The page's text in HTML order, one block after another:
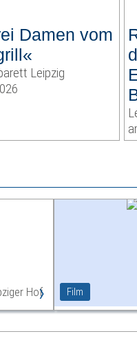
Damen vom
Leipzig
Hof
› Film